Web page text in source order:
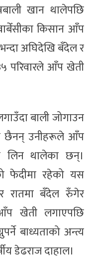
खान थालेपछि
किसान आँप
अघिदेखि बँदेल र
परिवारले आँप खेती
बाली जोगाउन
छैनन् उनीहरूले आँप
लिन थालेका छन्।
फेदीमा रहेको यस
रातमा बँदेल रुँगेर
खेती लगाएपछि
बाध्यताको अन्त्य
डेढराज दाहाल।